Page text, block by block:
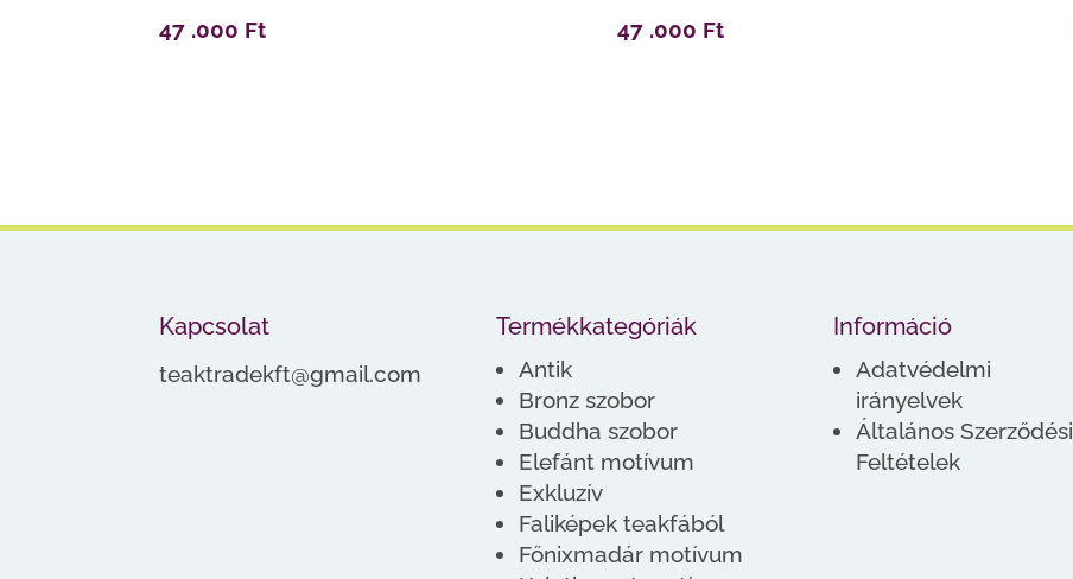
47 .000 Ft
47 .000 Ft
Kapcsolat
teaktradekft@gmail.com
Termékkategóriák
Antik
Bronz szobor
Buddha szobor
Elefánt motívum
Exkluzív
Faliképek teakfából
Főnixmadár motívum
Információ
Adatvédelmi
irányelvek
Általános Szerződési
Feltételek